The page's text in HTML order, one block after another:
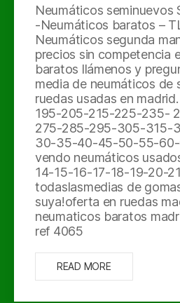
Neumáticos seminuevos
-Neumáticos baratos –
Neumáticos segunda
precios sin competencia
baratos llámenos y
media de neumáticos de
ruedas usadas en
195-205-215-225-235-
275-285-295-305-315-
30-35-40-45-50-55-
vendo neumáticos
14-15-16-17-18-19-20-
todaslasmedias de
suya!oferta en ruedas
neumaticos baratos
ref 4065
READ MORE